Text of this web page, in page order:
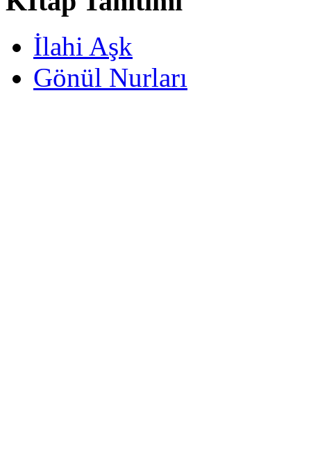
İlahi Aşk
Gönül Nurları